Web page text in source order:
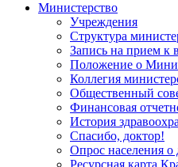
Министерство
Учреждения
Структура
Запись на прием к
Положение о
Коллегия
Общественный
Финансовая
История
Спасибо, доктор!
Опрос населения
Ресурсная карта